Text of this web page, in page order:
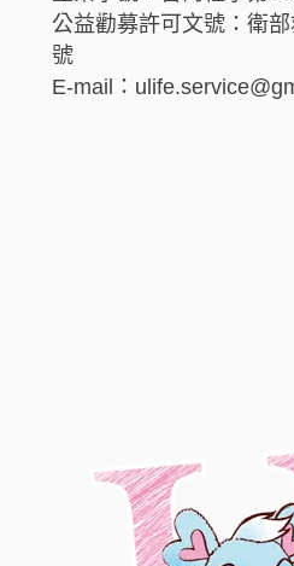
公益勸募許可文號：衛
號
E-mail：